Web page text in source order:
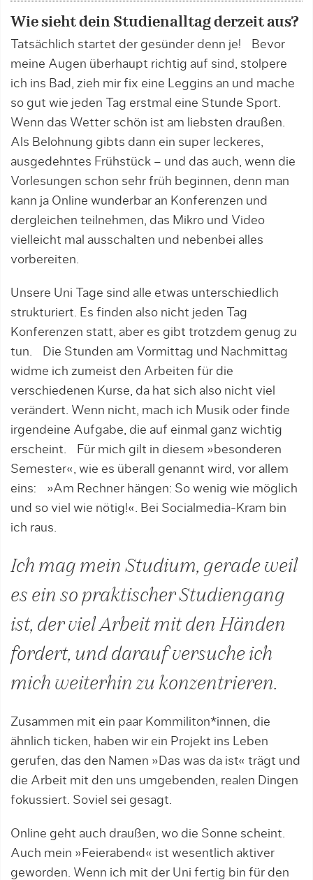
Wie sieht dein Studienalltag derzeit aus?
Tatsächlich startet der gesünder denn je! Bevor
meine Augen überhaupt richtig auf sind, stolpere
ich ins Bad, zieh mir fix eine Leggins an und mache
so gut wie jeden Tag erstmal eine Stunde Sport.
Wenn das Wetter schön ist am liebsten draußen.
Als Belohnung gibts dann ein super leckeres,
ausgedehntes Frühstück – und das auch, wenn die
Vorlesungen schon sehr früh beginnen, denn man
kann ja Online wunderbar an Konferenzen und
dergleichen teilnehmen, das Mikro und Video
vielleicht mal ausschalten und nebenbei alles
vorbereiten.
Unsere Uni Tage sind alle etwas unterschiedlich
strukturiert. Es finden also nicht jeden Tag
Konferenzen statt, aber es gibt trotzdem genug zu
tun. Die Stunden am Vormittag und Nachmittag
widme ich zumeist den Arbeiten für die
verschiedenen Kurse, da hat sich also nicht viel
verändert. Wenn nicht, mach ich Musik oder finde
irgendeine Aufgabe, die auf einmal ganz wichtig
erscheint. Für mich gilt in diesem »besonderen
Semester«, wie es überall genannt wird, vor allem
eins: »Am Rechner hängen: So wenig wie möglich
und so viel wie nötig!«. Bei Socialmedia-Kram bin
ich raus.
Ich mag mein Studium, gerade weil
es ein so praktischer Studiengang
ist, der viel Arbeit mit den Händen
fordert, und darauf versuche ich
mich weiterhin zu konzentrieren.
Zusammen mit ein paar Kommiliton*innen, die
ähnlich ticken, haben wir ein Projekt ins Leben
gerufen, das den Namen »Das was da ist« trägt und
die Arbeit mit den uns umgebenden, realen Dingen
fokussiert. Soviel sei gesagt.
Online geht auch draußen, wo die Sonne scheint.
Auch mein »Feierabend« ist wesentlich aktiver
geworden. Wenn ich mit der Uni fertig bin für den